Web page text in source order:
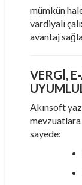
mümkün
vardiyalı
avantaj
VERGI,
Akınsoft
sayede: